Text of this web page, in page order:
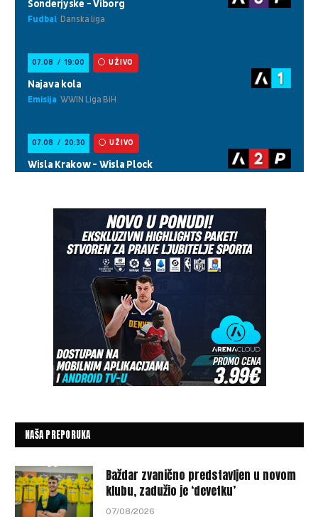
NAŠA PREPORUKA
Baždar zvanično predstavljen u novom
klubu, zadužio je ‘devetku’
07/08/2026